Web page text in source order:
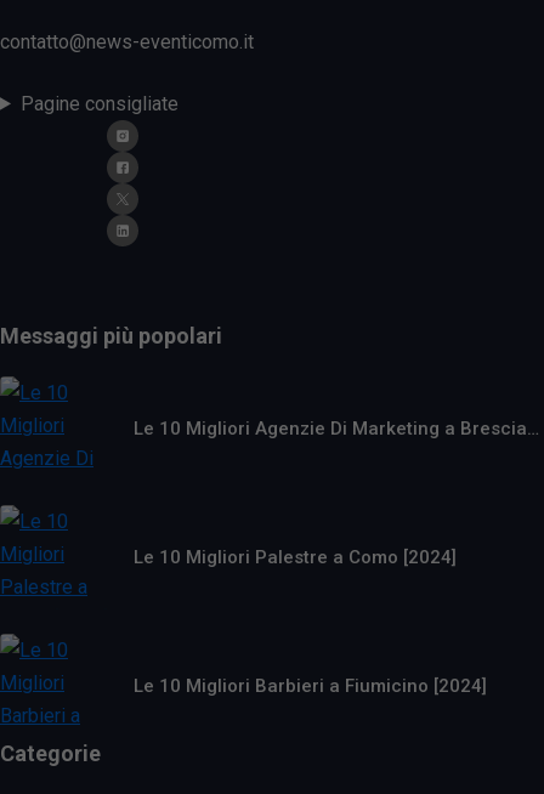
contatto@news-eventicomo.it
Pagine consigliate
Messaggi più popolari
Le 10 Migliori Agenzie Di Marketing a Brescia…
Le 10 Migliori Palestre a Como [2024]
Le 10 Migliori Barbieri a Fiumicino [2024]
Categorie